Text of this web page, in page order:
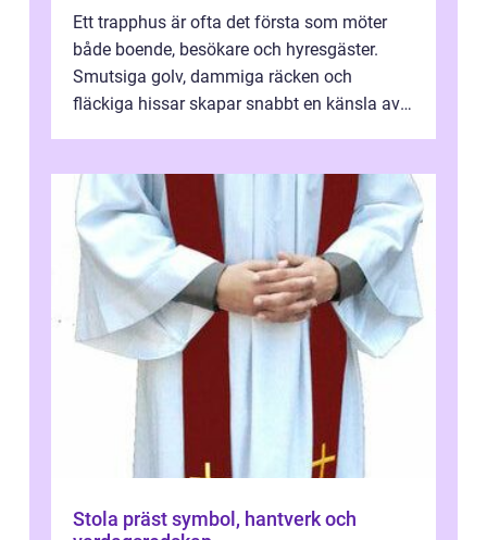
Ett trapphus är ofta det första som möter
både boende, besökare och hyresgäster.
Smutsiga golv, dammiga räcken och
fläckiga hissar skapar snabbt en känsla av
Stola präst symbol, hantverk och